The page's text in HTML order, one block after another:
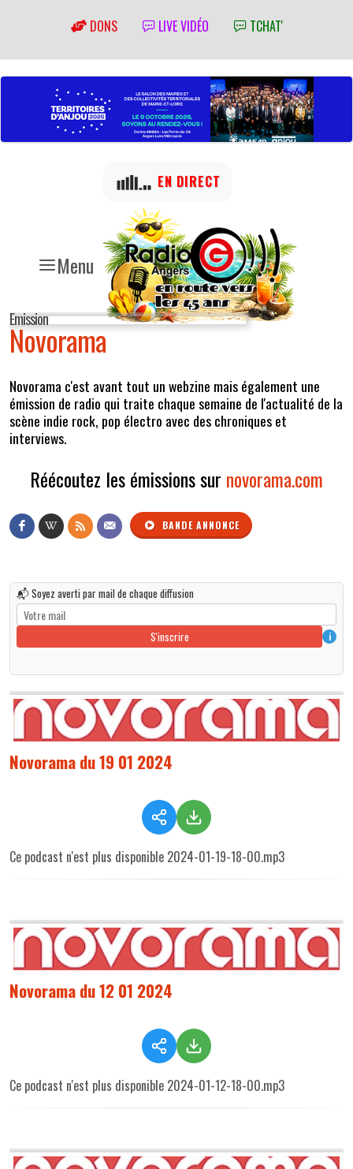
DONS LIVE VIDÉO TCHAT'
Menu
EN DIRECT
Emission
Novorama
Novorama c'est avant tout un webzine mais également une
émission de radio qui traite chaque semaine de l'actualité de la
scène indie rock, pop électro avec des chroniques et
interviews.
Réécoutez les émissions sur novorama.com
BANDE ANNONCE
📬 Soyez averti par mail de chaque diffusion
S'inscrire i
Novorama du 19 01 2024
Ce podcast n'est plus disponible 2024-01-19-18-00.mp3
Novorama du 12 01 2024
Ce podcast n'est plus disponible 2024-01-12-18-00.mp3